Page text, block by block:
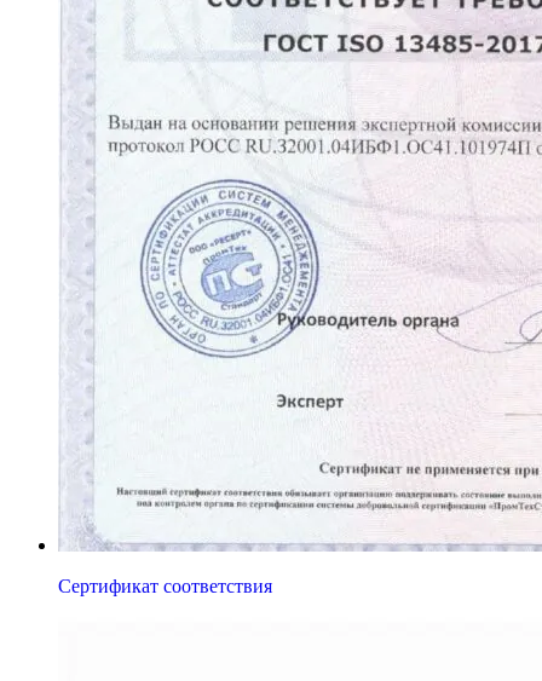
Сертификат соответствия